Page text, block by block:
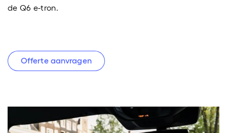
de Q6 e-tron.
Offerte aanvragen